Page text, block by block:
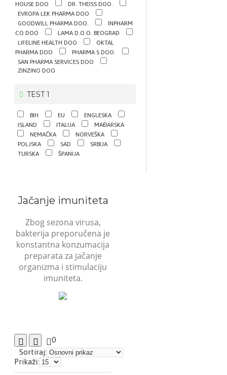
HOUSE DOO
DR. THEISS DOO.
EVROPA LEK PHARMA DOO
GOODWILL PHARMA DOO.
INPHARM
CO DOO
LAMA D.O.O. BEOGRAD
LIFELINE HEALTH DOO
OKTAL
PHARMA DOO
PHARMA S DOO.
SAN PHARMA SERVICES DOO
ZINZINO DOO
TEST 1
BIH EU
ENGLESKA
ISLAND
ITALIJA
MAĐARSKA
NEMAČKA
NORVEŠKA
POLJSKA
SAD
SRBIJA
TURSKA
ŠPANIJA
Jačanje imuniteta
Zbog sezona virusa,
bakterija preporučena je
konstantna konzumacija
preparata za jačanje
organizma i stimulaciju
imuniteta.
0
Sortiraj:
Prikaži: